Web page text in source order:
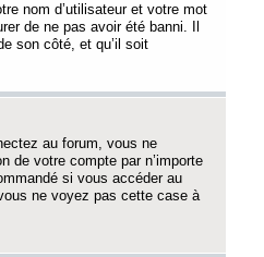
nom d’utilisateur et votre mot
de ne pas avoir été banni. Il
son côté, et qu’il soit
au forum, vous ne
de votre compte par n’importe
si vous accéder au
ne voyez pas cette case à